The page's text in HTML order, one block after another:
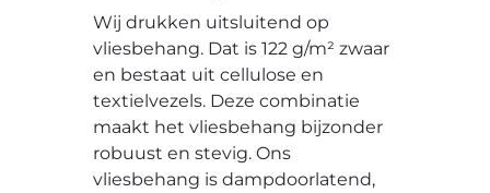
Wij drukken uitsluitend op
vliesbehang. Dat is 122 g/m² zwaar
en bestaat uit cellulose en
textielvezels. Deze combinatie
maakt het vliesbehang bijzonder
robuust en stevig. Ons
vliesbehang is dampdoorlatend,